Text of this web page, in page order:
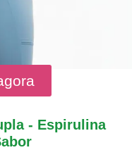
- Espirulina